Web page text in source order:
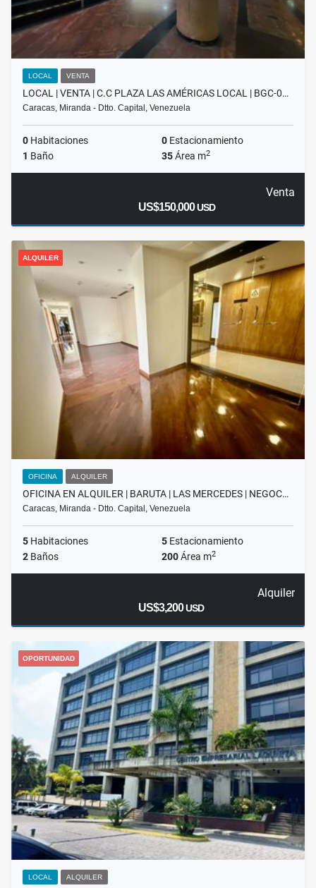
LOCAL VENTA
LOCAL | VENTA | C.C PLAZA LAS AMÉRICAS LOCAL | BGC-0…
Caracas, Miranda - Dtto. Capital, Venezuela
0 Habitaciones 0 Estacionamiento
1 Baño 35Área m2
Venta
US$150,000USD
ALQUILER
OFICINA ALQUILER
OFICINA EN ALQUILER | BARUTA | LAS MERCEDES | NEGOC…
Caracas, Miranda - Dtto. Capital, Venezuela
5 Habitaciones 5 Estacionamiento
2 Baños 200Área m2
Alquiler
US$3,200USD
OPORTUNIDAD
LOCAL ALQUILER